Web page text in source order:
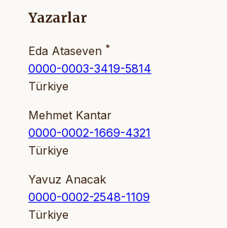
Yazarlar
Eda Ataseven *
0000-0003-3419-5814
Türkiye
Mehmet Kantar
0000-0002-1669-4321
Türkiye
Yavuz Anacak
0000-0002-2548-1109
Türkiye